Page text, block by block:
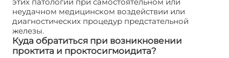
неудачном медицинском воздействии или
диагностических процедур предстательной
железы.
Куда обратиться при возникновении
проктита и проктосигмоидита?